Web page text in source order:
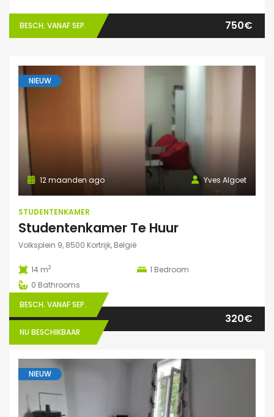
BESCH. VANAF SEP. 750€
NIEUW
Yves Algoet
12 maanden ago
STUDENTENKAMER
Studentenkamer Te Huur
Volksplein 9, 8500 Kortrijk, België
14 m2 1 Bedroom
0 Bathrooms
BESCH. VANAF SEP.
NU BESCHIKBAAR
320€
NIEUW